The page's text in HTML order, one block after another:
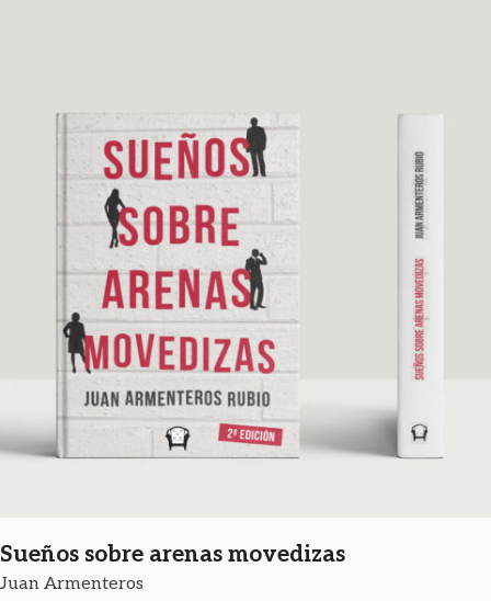
Sueños sobre arenas movedizas
Juan Armenteros